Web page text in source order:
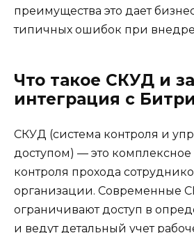
преимущества это дает
типичных ошибок при
Что такое СКУД и
интеграция с
СКУД (система контроля и
доступом) — это
контроля прохода
организации. Современные
ограничивают доступ в
и ведут детальный учет